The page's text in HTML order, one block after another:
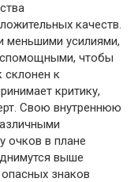
качеств.
меньшими усилиями,
чтобы
склонен к
критику,
Свою внутреннюю
очков в плане
выше
знаков